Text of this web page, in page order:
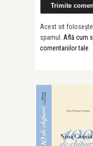
Acest sit
spamul. Află cum
comentariilor tale